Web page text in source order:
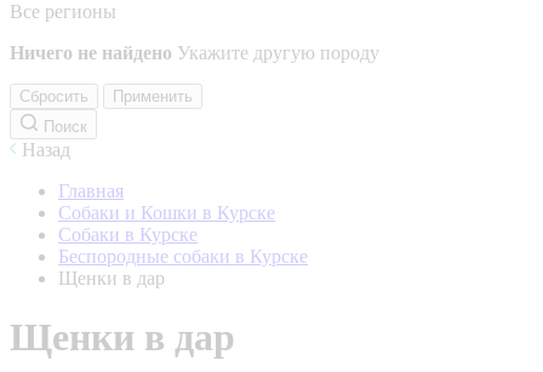
Все регионы
Ничего не найдено Укажите другую породу
Сбросить
Применить
Поиск
Назад
Главная
Собаки и Кошки в Курске
Собаки в Курске
Беспородные собаки в Курске
Щенки в дар
Щенки в дар